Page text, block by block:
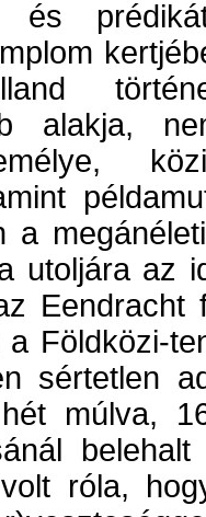
és
alakja,
a
utoljára az
Földközi-
sértetlen
múlva,
róla,